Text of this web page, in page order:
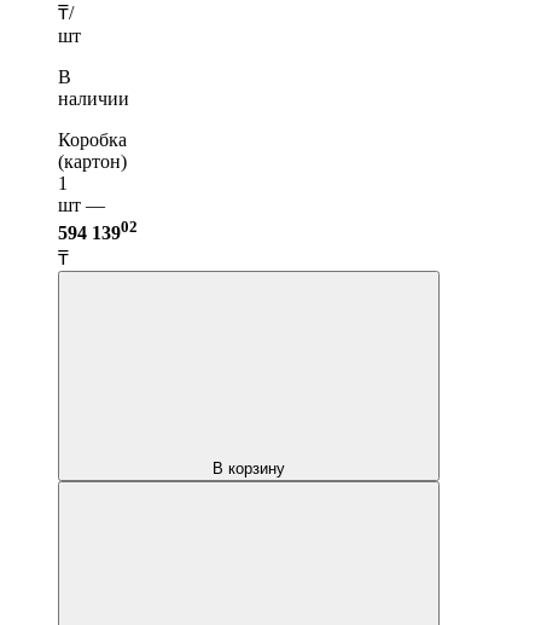
₸/
шт
В
наличии
Коробка
(картон)
1
шт —
594 13902
₸
В корзину